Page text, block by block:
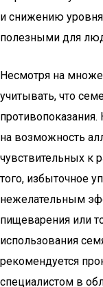
и снижению уровня
полезными для
Несмотря на
учитывать, что
на возможность
чувствительных к
того, избыточное
нежелательным
пищеварения или
использования
рекомендуется
специалистом в